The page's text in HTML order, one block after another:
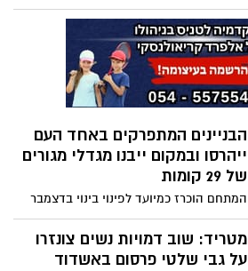
בחשד להזנחת קטין, זאת לאחר שבבדיקות
שתן שבוצעו לקטין התגלו שאריות סם מסוג
מריחואנה. האב מכחיש את החשדות נגדו,
וטוען כי לגינת הבית הושלכו בדלים שכנראה
הגיעו לתינוק
הבניינים המתפרקים באחד העם
ייהרסו ובמקום ייבנו מגדלי מגורים
של 29 קומות
המתחם הוכרז כמיועד לפינוי בינוי בדצמבר
2017, במסגרת תכנית הפינוי בינוי ייהרסו 112
דירות ישנות ובמתחם שיפונה יבנו 505 יח"ד
בשלושה מגדלי מגורים. חזית הפרויקט תפנה
מטריד: שוב דמויות נשים צונזרו
על גבי שלטי פרסום באשדוד